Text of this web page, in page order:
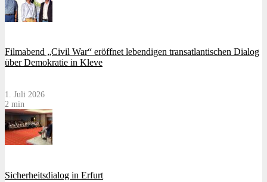
Filmabend „Civil War“ eröffnet lebendigen transatlantischen Dialog
über Demokratie in Kleve
1. Juli 2026
2 min
Sicherheitsdialog in Erfurt